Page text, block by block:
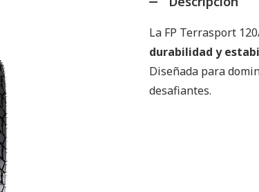
La FP Terrasport
durabilidad y
Diseñada para
desafiantes.